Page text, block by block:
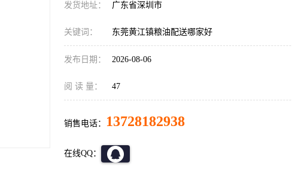
发货地址： 广东省深圳市
关键词： 东莞黄江镇粮油配送哪家好
发布日期： 2026-08-06
阅 读 量： 47
销售电话： 13728182938
在线QQ：